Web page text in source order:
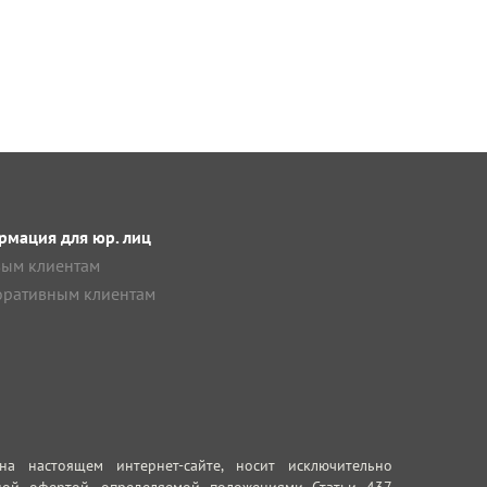
для юр. лиц
клиентам
клиентам
интернет-сайте, носит исключительно